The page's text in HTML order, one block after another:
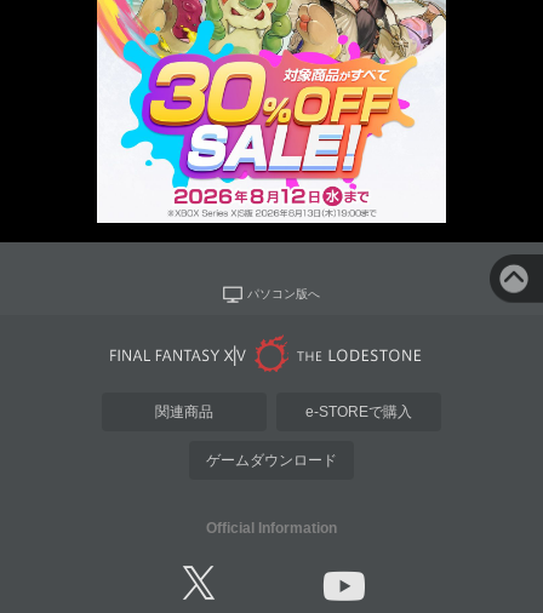
パソコン版へ
関連商品 e-STOREで購入
ゲームダウンロード
Official Information